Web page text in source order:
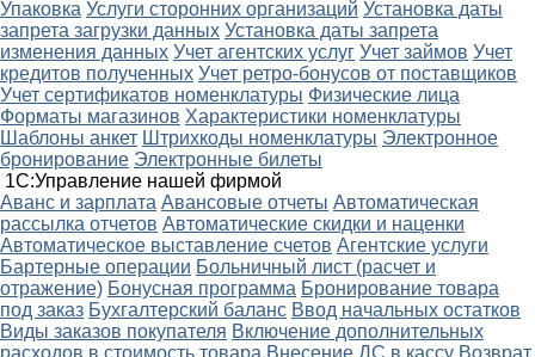
Упаковка Услуги сторонних организаций Установка даты
запрета загрузки данных Установка даты запрета
изменения данных Учет агентских услуг Учет займов Учет
кредитов полученных Учет ретро-бонусов от поставщиков
Учет сертификатов номенклатуры Физические лица
Форматы магазинов Характеристики номенклатуры
Шаблоны анкет Штрихкоды номенклатуры Электронное
бронирование Электронные билеты
1С:Управление нашей фирмой
Аванс и зарплата Авансовые отчеты Автоматическая
рассылка отчетов Автоматические скидки и наценки
Автоматическое выставление счетов Агентские услуги
Бартерные операции Больничный лист (расчет и
отражение) Бонусная программа Бронирование товара
под заказ Бухгалтерский баланс Ввод начальных остатков
Виды заказов покупателя Включение дополнительных
расходов в стоимость товара Внесение ДС в кассу Возврат